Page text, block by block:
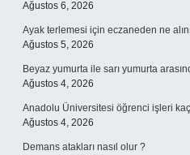
Ağustos 6, 2026
Ayak terlemesi için eczaneden ne
Ağustos 5, 2026
Beyaz yumurta ile sarı yumurta
Ağustos 4, 2026
Anadolu Üniversitesi öğrenci işleri
Ağustos 4, 2026
Demans atakları nasıl olur ?